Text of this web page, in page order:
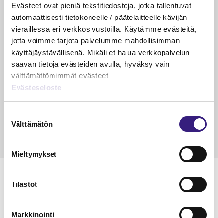
Evästeet ovat pieniä tekstitiedostoja, jotka tallentuvat
automaattisesti tietokoneelle / päätelaitteelle kävijän
vieraillessa eri verkkosivustoilla. Käytämme evästeitä,
jotta voimme tarjota palvelumme mahdollisimman
käyttäjäystävällisenä. Mikäli et halua verkkopalvelun
saavan tietoja evästeiden avulla, hyväksy vain
välttämättömimmät evästeet.
Evästeseloste
valinta
Välttämätön
Mieltymykset
Tilastot
Markkinointi
Suurin riski ei ole enää virhe
kirjanpidossa
19.5.2026 1 min
KÄDET SAVESSA
Raportointi – aliarvostettu supervoima
24.3.2026 2 min